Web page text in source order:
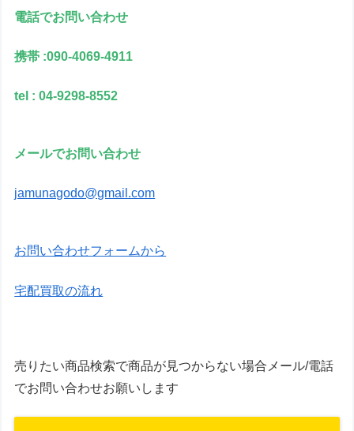
電話でお問い合わせ
携帯 :090-4069-4911
tel : 04-9298-8552
メールでお問い合わせ
jamunagodo@gmail.com
お問い合わせフォームから
宅配買取の流れ
売りたい商品検索で商品が見つからない場合メール/電話
でお問い合わせお願いします